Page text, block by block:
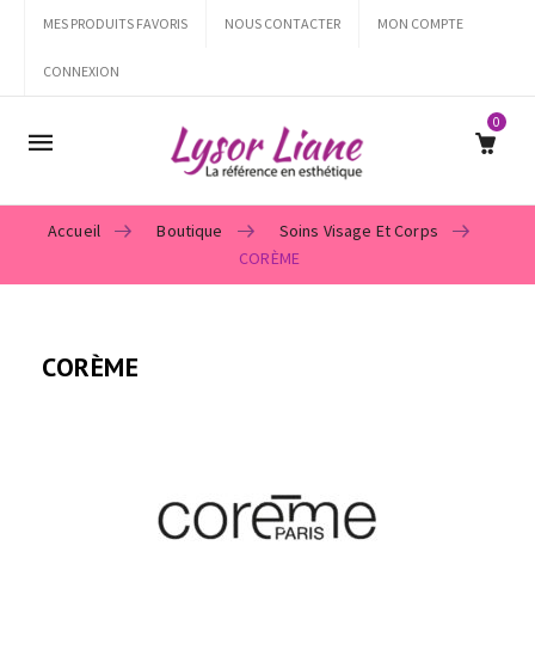
MES PRODUITS FAVORIS NOUS CONTACTER MON COMPTE
CONNEXION
Mobile
0
Accueil Boutique
Soins Visage Et Corps
CORÈME
CORÈME